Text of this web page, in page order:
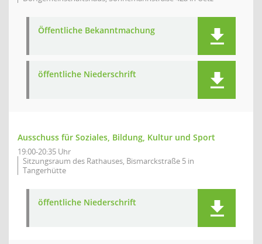
Öffentliche Bekanntmachung
öffentliche Niederschrift
Ausschuss für Soziales, Bildung, Kultur und Sport
19:00-20:35 Uhr
Sitzungsraum des Rathauses, Bismarckstraße 5 in
Tangerhütte
öffentliche Niederschrift